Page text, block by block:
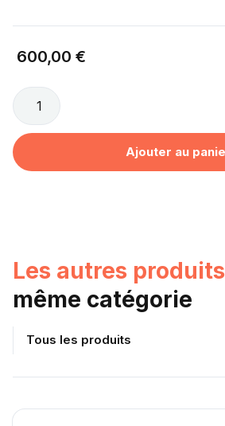
600,00 €
Les autres produits
même catégorie
Tous les produits